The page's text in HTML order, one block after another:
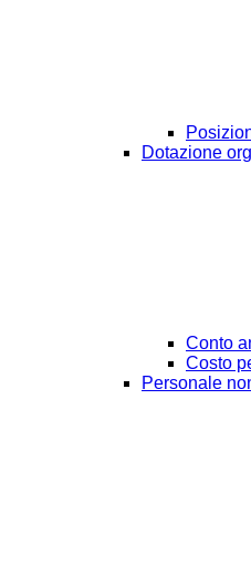
Dotazione
Conto
Costo
Personale